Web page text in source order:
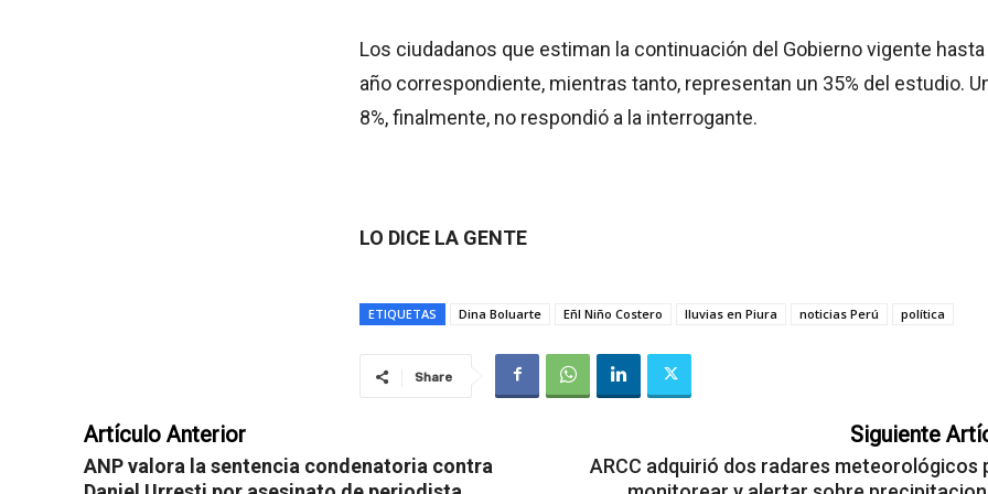
Los ciudadanos que estiman la continuación del Gobierno vigente hasta
año correspondiente, mientras tanto, representan un 35% del estudio.
8%, finalmente, no respondió a la interrogante.
LO DICE LA GENTE
ETIQUETAS Dina Boluarte Eñl Niño Costero lluvias en Piura noticias Perú política
Share
Artículo Anterior
ANP valora la sentencia condenatoria contra
Siguiente
ARCC adquirió dos radares meteorológicos